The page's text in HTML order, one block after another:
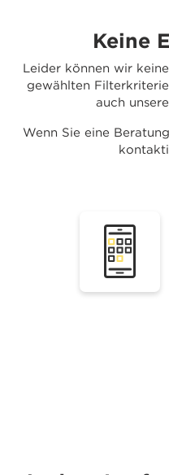
Keine
Leider können wir
gewählten
auch
Wenn Sie eine